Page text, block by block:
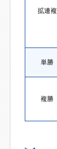
拡連複
単勝
複勝